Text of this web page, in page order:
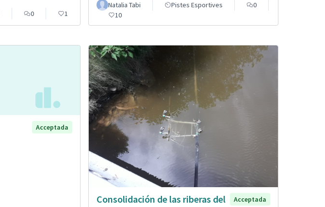
0 1
Natalia Tabi Pistes Esportives
0
10
Acceptada
Consolidación de las riberas del
Acceptada